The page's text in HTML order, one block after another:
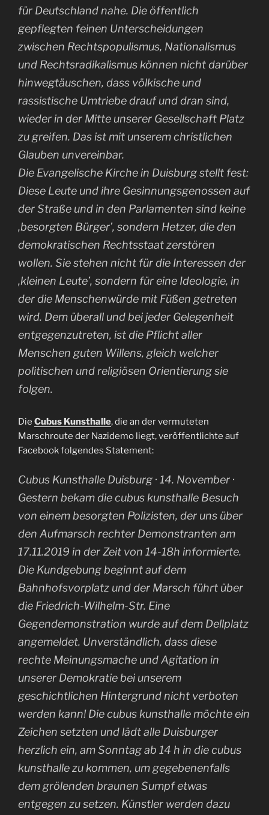
für Deutschland nahe. Die öffentlich
gepflegten feinen Unterscheidungen
zwischen Rechtspopulismus, Nationalismus
und Rechtsradikalismus können nicht darüber
hinwegtäuschen, dass völkische und
rassistische Umtriebe drauf und dran sind,
wieder in der Mitte unserer Gesellschaft Platz
zu greifen. Das ist mit unserem christlichen
Glauben unvereinbar.
Die Evangelische Kirche in Duisburg stellt fest:
Diese Leute und ihre Gesinnungsgenossen auf
der Straße und in den Parlamenten sind keine
,besorgten Bürger’, sondern Hetzer, die den
demokratischen Rechtsstaat zerstören
wollen. Sie stehen nicht für die Interessen der
,kleinen Leute’, sondern für eine Ideologie, in
der die Menschenwürde mit Füßen getreten
wird. Dem überall und bei jeder Gelegenheit
entgegenzutreten, ist die Pflicht aller
Menschen guten Willens, gleich welcher
politischen und religiösen Orientierung sie
folgen.
Die Cubus Kunsthalle, die an der vermuteten
Marschroute der Nazidemo liegt, veröffentlichte auf
Facebook folgendes Statement:
Cubus Kunsthalle Duisburg · 14. November ·
Gestern bekam die cubus kunsthalle Besuch
von einem besorgten Polizisten, der uns über
den Aufmarsch rechter Demonstranten am
17.11.2019 in der Zeit von 14-18h informierte.
Die Kundgebung beginnt auf dem
Bahnhofsvorplatz und der Marsch führt über
die Friedrich-Wilhelm-Str. Eine
Gegendemonstration wurde auf dem Dellplatz
angemeldet. Unverständlich, dass diese
rechte Meinungsmache und Agitation in
unserer Demokratie bei unserem
geschichtlichen Hintergrund nicht verboten
werden kann! Die cubus kunsthalle möchte ein
Zeichen setzten und lädt alle Duisburger
herzlich ein, am Sonntag ab 14 h in die cubus
kunsthalle zu kommen, um gegebenenfalls
dem grölenden braunen Sumpf etwas
entgegen zu setzen. Künstler werden dazu